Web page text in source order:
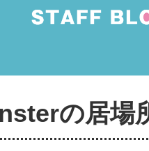
の居場